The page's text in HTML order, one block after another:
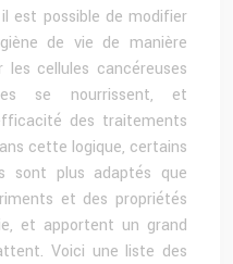
est possible de modifier
de vie de manière
cellules cancéreuses
se nourrissent, et
des traitements
cette logique, certains
sont plus adaptés que
et des propriétés
et apportent un grand
Voici une liste des